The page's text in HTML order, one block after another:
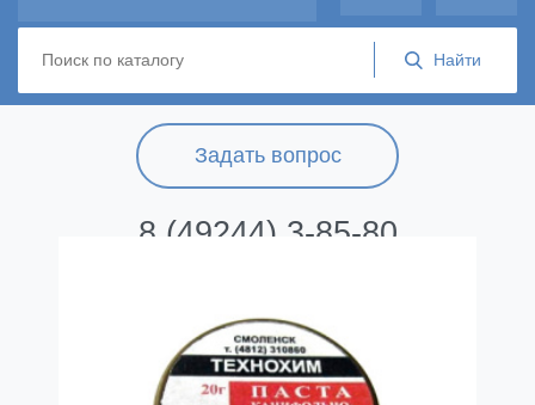
Задать вопрос
8 (49244) 3-85-80